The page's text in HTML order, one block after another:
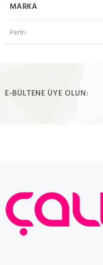
MARKA
Penti
E-BÜLTENE ÜYE OLUN: